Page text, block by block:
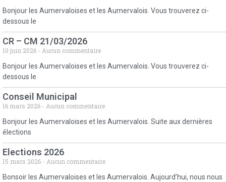
Bonjour les Aumervaloises et les Aumervalois. Vous trouverez ci-
dessous le
CR – CM 21/03/2026
10 juin 2026
Aucun commentaire
Bonjour les Aumervaloises et les Aumervalois. Vous trouverez ci-
dessous le
Conseil Municipal
16 mars 2026
Aucun commentaire
Bonjour les Aumervaloises et les Aumervalois. Suite aux dernières
élections
Elections 2026
15 mars 2026
Aucun commentaire
Bonsoir les Aumervaloises et les Aumervalois. Aujourd’hui, nous nous